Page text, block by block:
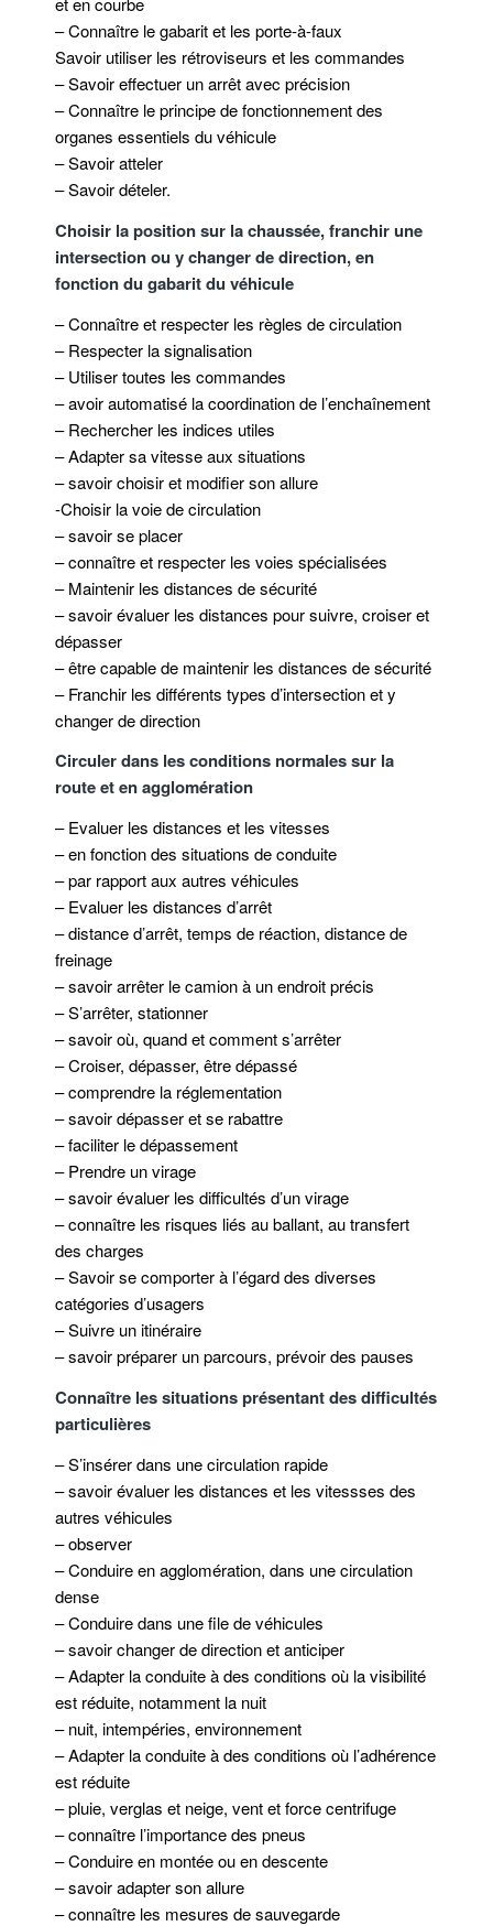
– Connaître le gabarit et les porte-à-faux
Savoir utiliser les rétroviseurs et les commandes
– Savoir effectuer un arrêt avec précision
– Connaître le principe de fonctionnement des
organes essentiels du véhicule
– Savoir atteler
– Savoir dételer.
Choisir la position sur la chaussée, franchir une
intersection ou y changer de direction, en
fonction du gabarit du véhicule
– Connaître et respecter les règles de circulation
– Respecter la signalisation
– Utiliser toutes les commandes
– avoir automatisé la coordination de l’enchaînement
– Rechercher les indices utiles
– Adapter sa vitesse aux situations
– savoir choisir et modifier son allure
-Choisir la voie de circulation
– savoir se placer
– connaître et respecter les voies spécialisées
– Maintenir les distances de sécurité
– savoir évaluer les distances pour suivre, croiser et
dépasser
– être capable de maintenir les distances de sécurité
– Franchir les différents types d’intersection et y
changer de direction
Circuler dans les conditions normales sur la
route et en agglomération
– Evaluer les distances et les vitesses
– en fonction des situations de conduite
– par rapport aux autres véhicules
– Evaluer les distances d’arrêt
– distance d’arrêt, temps de réaction, distance de
freinage
– savoir arrêter le camion à un endroit précis
– S’arrêter, stationner
– savoir où, quand et comment s’arrêter
– Croiser, dépasser, être dépassé
– comprendre la réglementation
– savoir dépasser et se rabattre
– faciliter le dépassement
– Prendre un virage
– savoir évaluer les difficultés d’un virage
– connaître les risques liés au ballant, au transfert
des charges
– Savoir se comporter à l’égard des diverses
catégories d’usagers
– Suivre un itinéraire
– savoir préparer un parcours, prévoir des pauses
Connaître les situations présentant des difficultés
particulières
– S’insérer dans une circulation rapide
– savoir évaluer les distances et les vitessses des
autres véhicules
– observer
– Conduire en agglomération, dans une circulation
dense
– Conduire dans une file de véhicules
– savoir changer de direction et anticiper
– Adapter la conduite à des conditions où la visibilité
est réduite, notamment la nuit
– nuit, intempéries, environnement
– Adapter la conduite à des conditions où l’adhérence
est réduite
– pluie, verglas et neige, vent et force centrifuge
– connaître l’importance des pneus
– Conduire en montée ou en descente
– savoir adapter son allure
– connaître les mesures de sauvegarde